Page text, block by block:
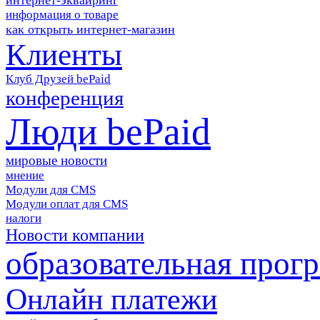
информация о товаре
как открыть интернет-магазин
Клиенты
Клуб Друзей bePaid
конференция
Люди bePaid
мировые новости
мнение
Модули для CMS
Модули оплат для CMS
налоги
Новости компании
образовательная
Онлайн платежи